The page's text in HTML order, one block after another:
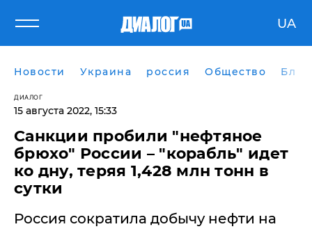
UA
Новости Украина россия Общество
ДИАЛОГ
15 августа 2022, 15:33
Санкции пробили "нефтяное
брюхо" России – "корабль" идет
ко дну, теряя 1,428 млн тонн в
сутки
Россия сократила добычу нефти на